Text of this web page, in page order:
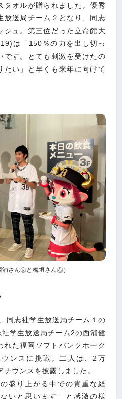
タオルが贈られました。優秀
放送局チーム２となり、同志
シュ。第三位だった立命館大
は「150％の力を出し切っ
です。とても刺激を受けたの
たい」と早くも来年に向けて
さん㊧と梅垣さん㊨）
同志社学生放送局チーム１の
学生放送局チーム2の西浦健
た福岡ソフトバンクホーク
ンスに挑戦。二人は、2万
ウンスを披露しました。
盛り上がる中での貴重な経
いと思います」と感激の様